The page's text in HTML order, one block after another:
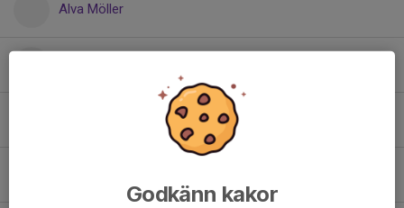
Alva Möller
Godkänn kakor